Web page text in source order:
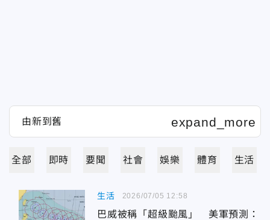
全部 即時 要聞 社會 娛樂 體育 生活
生活
巴威被稱「超級颱風」 美軍預測：
2026/07/05 12:58